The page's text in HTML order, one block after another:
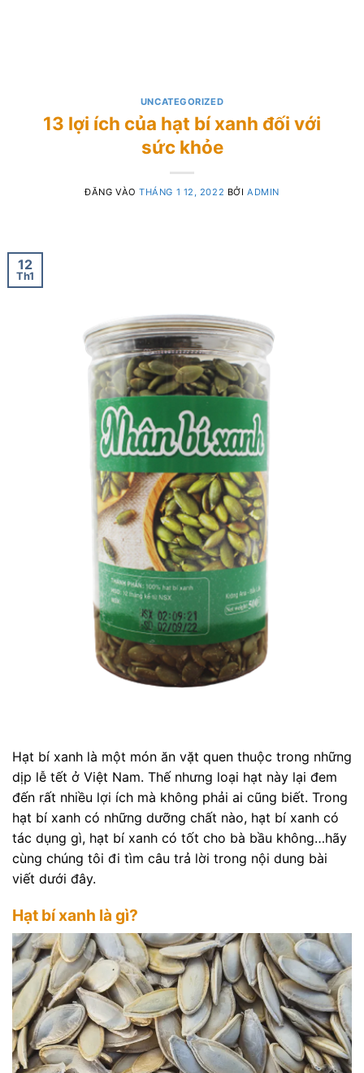
UNCATEGORIZED
13 lợi ích của hạt bí xanh đối với
sức khỏe
ĐĂNG VÀOTHÁNG 1 12, 2022 BỞI ADMIN
12
Th1
Hạt bí xanh là một món ăn vặt quen thuộc trong những
dịp lễ tết ở Việt Nam. Thế nhưng loại hạt này lại đem
đến rất nhiều lợi ích mà không phải ai cũng biết. Trong
hạt bí xanh có những dưỡng chất nào, hạt bí xanh có
tác dụng gì, hạt bí xanh có tốt cho bà bầu không…hãy
cùng chúng tôi đi tìm câu trả lời trong nội dung bài
viết dưới đây.
Hạt bí xanh là gì?